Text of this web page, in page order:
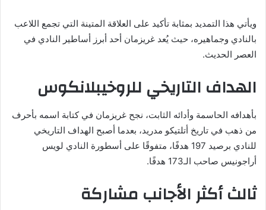
ويأتي هذا التمديد بمثابة تأكيد على العلاقة المتينة التي تجمع اللاعب
بالنادي وجماهيره، حيث يُعد غريزمان أحد أبرز أساطير النادي في
العصر الحديث.
الهداف التاريخي للروخيبلانكوس
بأهدافه الحاسمة وأدائه الثابت، نجح غريزمان في كتابة اسمه بأحرف
من ذهب في تاريخ أتلتيكو مدريد، بعدما أصبح الهداف التاريخي
للنادي برصيد 197 هدفًا، متفوقًا على أسطورة النادي لويس
أراجونيس صاحب الـ173 هدفًا.
ثالث أكثر الأجانب مشاركة